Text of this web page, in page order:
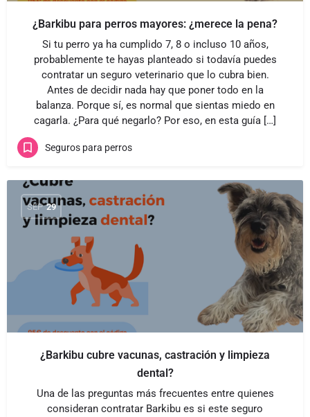
¿Barkibu para perros mayores: ¿merece la pena?
Si tu perro ya ha cumplido 7, 8 o incluso 10 años,
probablemente te hayas planteado si todavía puedes
contratar un seguro veterinario que lo cubra bien.
Antes de decidir nada hay que poner todo en la
balanza. Porque sí, es normal que sientas miedo en
cagarla. ¿Para qué negarlo? Por eso, en esta guía […]
Seguros para perros
SEP 29
¿Barkibu cubre vacunas, castración y limpieza
dental?
Una de las preguntas más frecuentes entre quienes
consideran contratar Barkibu es si este seguro